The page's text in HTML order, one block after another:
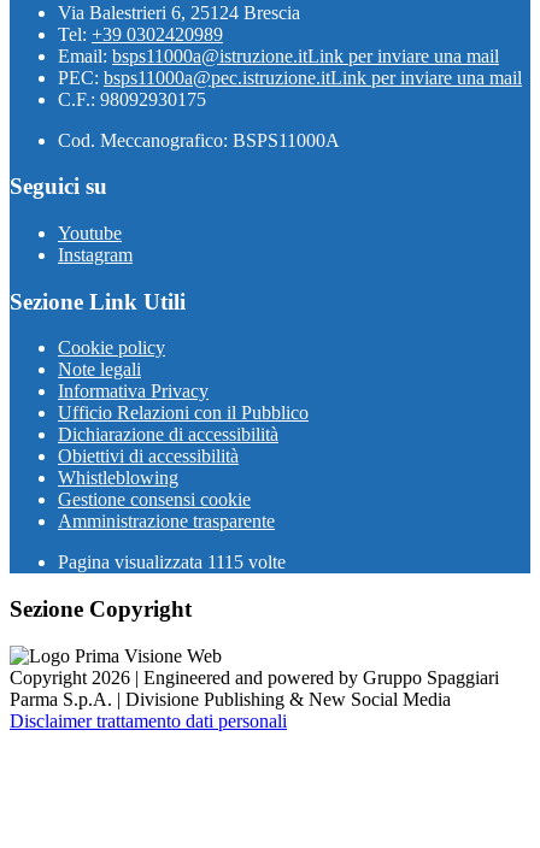
Via Balestrieri 6, 25124 Brescia
Tel: +39 0302420989
Email: bsps11000a@istruzione.itLink per inviare una mail
PEC: bsps11000a@pec.istruzione.itLink per inviare una mail
C.F.: 98092930175
Cod. Meccanografico: BSPS11000A
Seguici su
Youtube
Instagram
Sezione Link Utili
Cookie policy
Note legali
Informativa Privacy
Ufficio Relazioni con il Pubblico
Dichiarazione di accessibilità
Obiettivi di accessibilità
Whistleblowing
Gestione consensi cookie
Amministrazione trasparente
Pagina visualizzata 1115 volte
Sezione Copyright
Copyright 2026 | Engineered and powered by Gruppo Spaggiari
Parma S.p.A. | Divisione Publishing & New Social Media
Disclaimer trattamento dati personali